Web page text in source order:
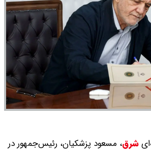
شرق، مسعود پزشکیان، رئیس‌جمهور در